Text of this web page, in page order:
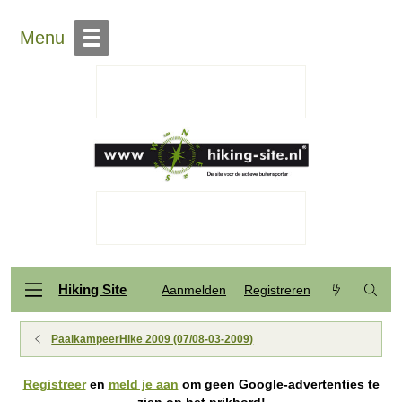
Menu
Hiking Site Aanmelden Registreren
PaalkampeerHike 2009 (07/08-03-2009)
Registreeren meld je aan om geen Google-advertenties te